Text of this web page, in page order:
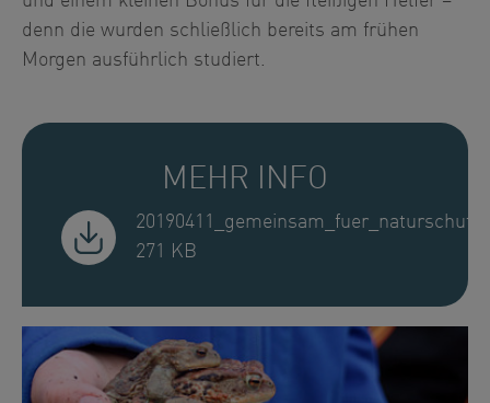
denn die wurden schließlich bereits am frühen
Morgen ausführlich studiert.
MEHR INFO
271 KB